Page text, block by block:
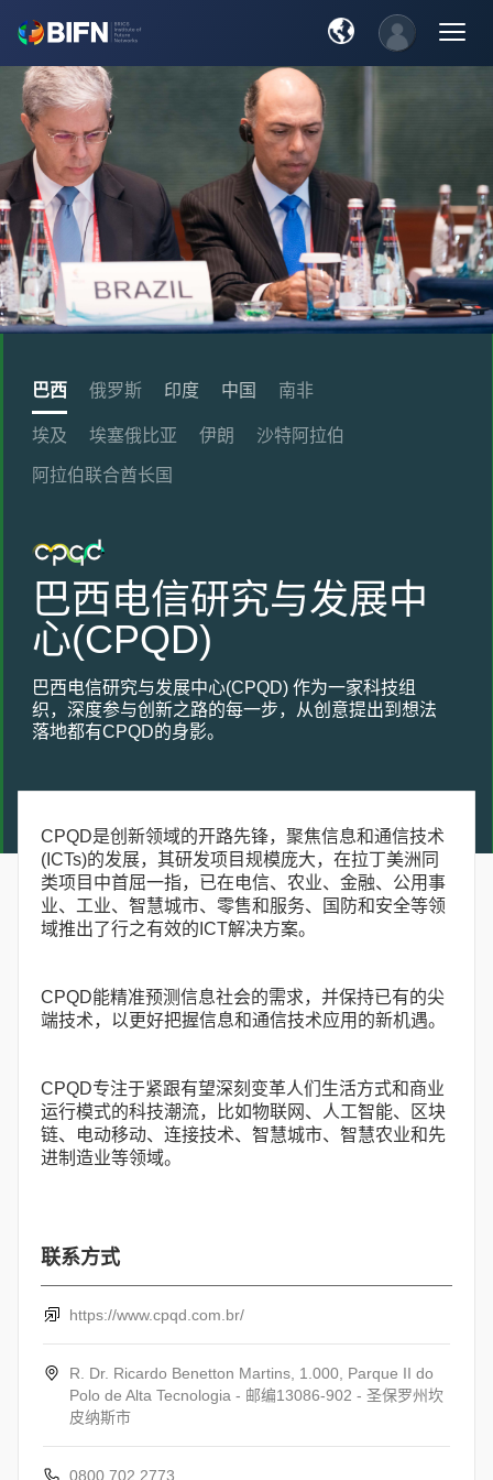
巴西 俄罗斯 印度 中国 南非
埃及 埃塞俄比亚 伊朗 沙特阿拉伯
阿拉伯联合酋长国
巴西电信研究与发展中
心(CPQD)
巴西电信研究与发展中心(CPQD) 作为一家科技组
织，深度参与创新之路的每一步，从创意提出到想法
落地都有CPQD的身影。
CPQD是创新领域的开路先锋，聚焦信息和通信技术
(ICTs)的发展，其研发项目规模庞大，在拉丁美洲同
类项目中首屈一指，已在电信、农业、金融、公用事
业、工业、智慧城市、零售和服务、国防和安全等领
域推出了行之有效的ICT解决方案。
CPQD能精准预测信息社会的需求，并保持已有的尖
端技术，以更好把握信息和通信技术应用的新机遇。
CPQD专注于紧跟有望深刻变革人们生活方式和商业
运行模式的科技潮流，比如物联网、人工智能、区块
链、电动移动、连接技术、智慧城市、智慧农业和先
进制造业等领域。
联系方式
https://www.cpqd.com.br/
R. Dr. Ricardo Benetton Martins, 1.000, Parque II do
Polo de Alta Tecnologia - 邮编13086-902 - 圣保罗州坎
皮纳斯市
0800 702 2773